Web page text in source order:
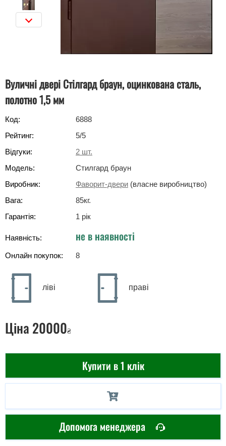
Вуличні двері Стілгард браун, оцинкована сталь,
полотно 1,5 мм
Код:
6888
Рейтинг:
5/5
Відгуки:
2 шт.
Модель:
Стилгард браун
Виробник:
Фаворит-двери (власне виробництво)
Вага:
85кг.
Гарантія:
1 рік
Наявність: не в наявності
Онлайн покупок: 8
ліві праві
Ціна 20000₴
Купити в 1 клік
Допомога менеджера